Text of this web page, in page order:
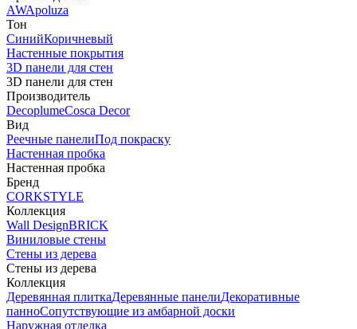
AWApoluza
Тон
СинийКоричневый
Настенные покрытия
3D панели для стен
3D панели для стен
Производитель
DecoplumeCosca Decor
Вид
Реечные панелиПод покраску
Настенная пробка
Настенная пробка
Бренд
CORKSTYLE
Коллекция
Wall DesignBRICK
Виниловые стены
Стены из дерева
Стены из дерева
Коллекция
Деревянная плиткаДеревянные панелиДекоративные
панноСопутствующие из амбарной доски
Наружная отделка